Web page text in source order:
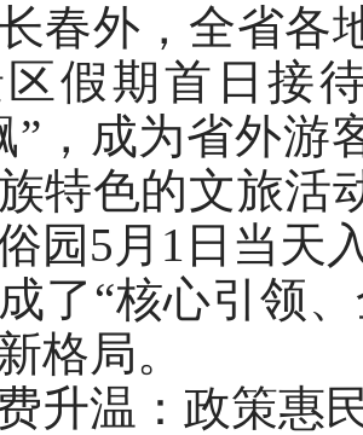
外，全省各地
假期首日接
”，成为省外游
特色的文旅活
园5月1日当天
成了“核心引领
格局。
温：政策惠民